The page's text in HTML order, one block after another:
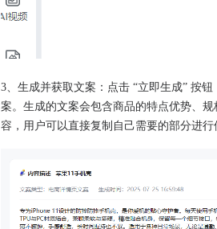
3、生成并获取文案：点击 “立即生成” 按
案。生成的文案会包含商品的特点优势、
容，用户可以直接复制自己需要的部分进行